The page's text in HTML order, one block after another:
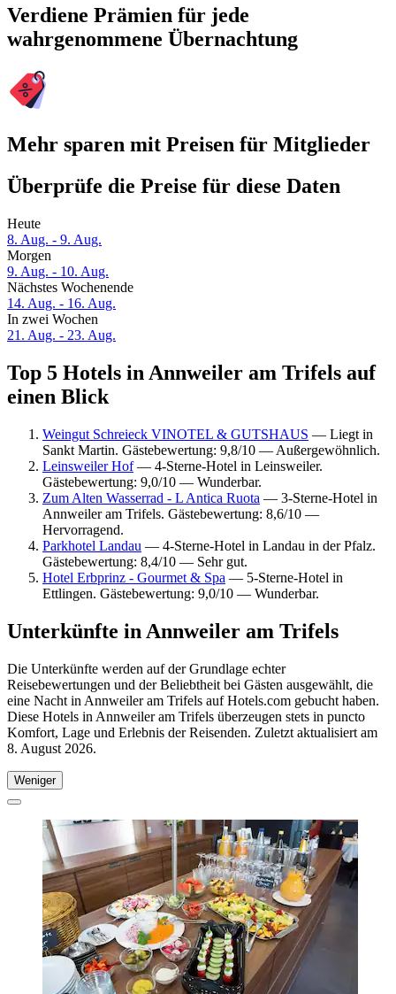
Verdiene Prämien für jede
wahrgenommene Übernachtung
Mehr sparen mit Preisen für Mitglieder
Überprüfe die Preise für diese Daten
Heute
8. Aug. - 9. Aug.
Morgen
9. Aug. - 10. Aug.
Nächstes Wochenende
14. Aug. - 16. Aug.
In zwei Wochen
21. Aug. - 23. Aug.
Top 5 Hotels in Annweiler am Trifels auf
einen Blick
Weingut Schreieck VINOTEL & GUTSHAUS — Liegt in
Sankt Martin. Gästebewertung: 9,8/10 — Außergewöhnlich.
Leinsweiler Hof— 4-Sterne-Hotel in Leinsweiler.
Gästebewertung: 9,0/10 — Wunderbar.
Zum Alten Wasserrad - L Antica Ruota — 3-Sterne-Hotel in
Annweiler am Trifels. Gästebewertung: 8,6/10 —
Hervorragend.
Parkhotel Landau — 4-Sterne-Hotel in Landau in der Pfalz.
Gästebewertung: 8,4/10 — Sehr gut.
Hotel Erbprinz - Gourmet & Spa — 5-Sterne-Hotel in
Ettlingen. Gästebewertung: 9,0/10 — Wunderbar.
Unterkünfte in Annweiler am Trifels
Die Unterkünfte werden auf der Grundlage echter
Reisebewertungen und der Beliebtheit bei Gästen ausgewählt, die
eine Nacht in Annweiler am Trifels auf Hotels.com gebucht haben.
Diese Hotels in Annweiler am Trifels überzeugen stets in puncto
Komfort, Lage und Erlebnis der Reisenden. Zuletzt aktualisiert am
8. August 2026.
Weniger